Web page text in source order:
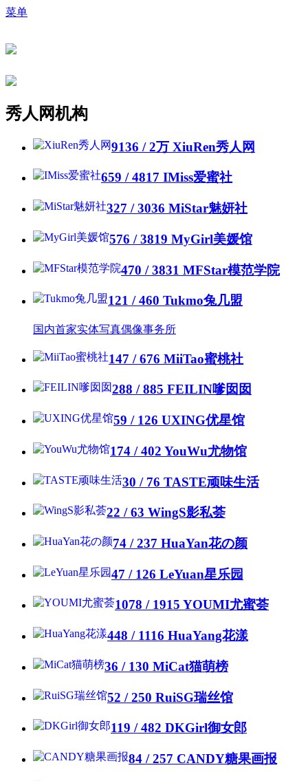
菜单
秀人网机构
9136 /2万 XiuRen秀人网
659 / 4817 IMiss爱蜜社
327 / 3036 MiStar魅妍社
576 / 3819 MyGirl美媛馆
470 / 3831 MFStar模范学院
121 / 460 Tukmo兔几盟
国内首家实体写真偶像事务所
147 / 676 MiiTao蜜桃社
288 / 885 FEILIN嗲囡囡
59 / 126 UXING优星馆
174 / 402 YouWu尤物馆
30 / 76 TASTE顽味生活
22 / 63 WingS影私荟
74 / 237 HuaYan花の颜
47 / 126 LeYuan星乐园
1078 / 1915 YOUMI尤蜜荟
448 / 1116 HuaYang花漾
36 / 130 MiCat猫萌榜
52 / 250 RuiSG瑞丝馆
119 / 482 DKGirl御女郎
84 / 257 CANDY糖果画报